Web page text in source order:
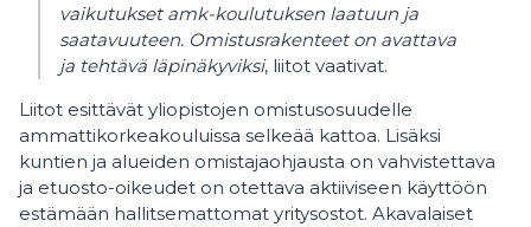
vaikutukset amk-koulutuksen laatuun ja
saatavuuteen. Omistusrakenteet on avattava
ja tehtävä läpinäkyviksi, liitot vaativat.
Liitot esittävät yliopistojen omistusosuudelle
ammattikorkeakouluissa selkeää kattoa. Lisäksi
kuntien ja alueiden omistajaohjausta on vahvistettava
ja etuosto-oikeudet on otettava aktiiviseen käyttöön
estämään hallitsemattomat yritysostot. Akavalaiset